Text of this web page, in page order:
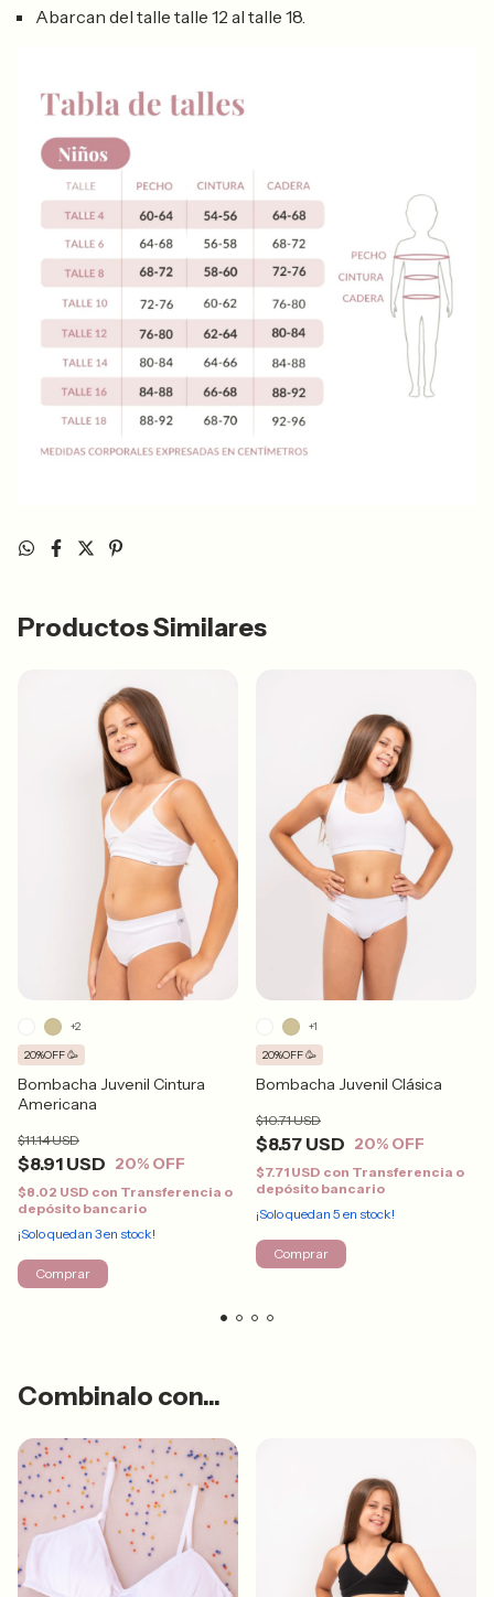
Abarcan del talle talle 12 al talle 18.
Productos Similares
Bombacha Juvenil Cintura
Americana
$8.91 USD
$11.14 USD
20% OFF
20%OFF 🥳
$8.02 USD con Transferencia o
depósito bancario
¡Solo quedan 3en stock!
+2
Comprar
Bombacha Juvenil Clásica
$8.57 USD
$10.71 USD
20% OFF
20%OFF 🥳
$7.71 USD con Transferencia o
depósito bancario
¡Solo quedan 5 en stock!
+1
Comprar
Combinalo con...